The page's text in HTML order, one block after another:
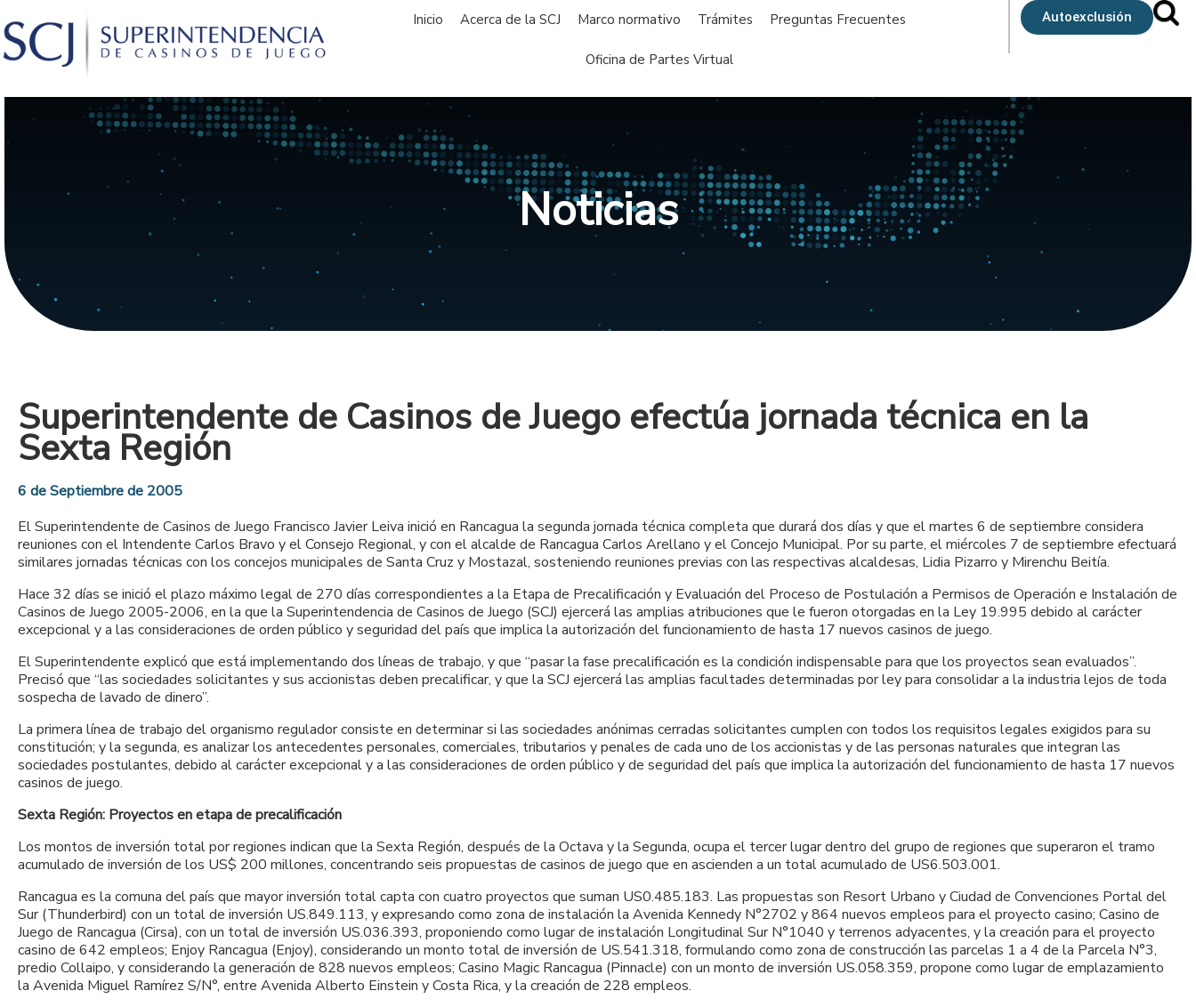
Inicio Acerca de la SCJ Marco normativo Trámites Preguntas Frecuentes
Oficina de Partes Virtual
Autoexclusión
Noticias
Superintendente de Casinos de Juego efectúa jornada técnica en la
Sexta Región
6 de Septiembre de 2005
El Superintendente de Casinos de Juego Francisco Javier Leiva inició en Rancagua la segunda jornada técnica completa que durará dos días y que el martes 6 de septiembre considera
reuniones con el Intendente Carlos Bravo y el Consejo Regional, y con el alcalde de Rancagua Carlos Arellano y el Concejo Municipal. Por su parte, el miércoles 7 de septiembre efectuará
similares jornadas técnicas con los concejos municipales de Santa Cruz y Mostazal, sosteniendo reuniones previas con las respectivas alcaldesas, Lidia Pizarro y Mirenchu Beitía.
Hace 32 días se inició el plazo máximo legal de 270 días correspondientes a la Etapa de Precalificación y Evaluación del Proceso de Postulación a Permisos de Operación e Instalación de
Casinos de Juego 2005-2006, en la que la Superintendencia de Casinos de Juego (SCJ) ejercerá las amplias atribuciones que le fueron otorgadas en la Ley 19.995 debido al carácter
excepcional y a las consideraciones de orden público y seguridad del país que implica la autorización del funcionamiento de hasta 17 nuevos casinos de juego.
El Superintendente explicó que está implementando dos líneas de trabajo, y que “pasar la fase precalificación es la condición indispensable para que los proyectos sean evaluados”.
Precisó que “las sociedades solicitantes y sus accionistas deben precalificar, y que la SCJ ejercerá las amplias facultades determinadas por ley para consolidar a la industria lejos de toda
sospecha de lavado de dinero”.
La primera línea de trabajo del organismo regulador consiste en determinar si las sociedades anónimas cerradas solicitantes cumplen con todos los requisitos legales exigidos para su
constitución; y la segunda, es analizar los antecedentes personales, comerciales, tributarios y penales de cada uno de los accionistas y de las personas naturales que integran las
sociedades postulantes, debido al carácter excepcional y a las consideraciones de orden público y de seguridad del país que implica la autorización del funcionamiento de hasta 17 nuevos
casinos de juego.
Sexta Región: Proyectos en etapa de precalificación
Los montos de inversión total por regiones indican que la Sexta Región, después de la Octava y la Segunda, ocupa el tercer lugar dentro del grupo de regiones que superaron el tramo
acumulado de inversión de los US$ 200 millones, concentrando seis propuestas de casinos de juego que en ascienden a un total acumulado de US6.503.001.
Rancagua es la comuna del país que mayor inversión total capta con cuatro proyectos que suman US0.485.183. Las propuestas son Resort Urbano y Ciudad de Convenciones Portal del
Sur (Thunderbird) con un total de inversión US.849.113, y expresando como zona de instalación la Avenida Kennedy N°2702 y 864 nuevos empleos para el proyecto casino; Casino de
Juego de Rancagua (Cirsa), con un total de inversión US.036.393, proponiendo como lugar de instalación Longitudinal Sur N°1040 y terrenos adyacentes, y la creación para el proyecto
casino de 642 empleos; Enjoy Rancagua (Enjoy), considerando un monto total de inversión de US.541.318, formulando como zona de construcción las parcelas 1 a 4 de la Parcela N°3,
predio Collaipo, y considerando la generación de 828 nuevos empleos; Casino Magic Rancagua (Pinnacle) con un monto de inversión US.058.359, propone como lugar de emplazamiento
la Avenida Miguel Ramírez S/N°, entre Avenida Alberto Einstein y Costa Rica, y la creación de 228 empleos.